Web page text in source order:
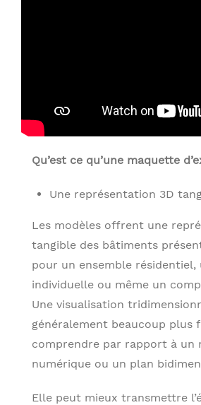
Qu’est ce qu’une maquette
Une représentation 3D
Les modèles offrent une
tangible des bâtiments
pour un ensemble résidentiel,
individuelle ou même un
Une visualisation
généralement beaucoup plus
comprendre par rapport à un
numérique ou un plan
Elle peut mieux transmettre